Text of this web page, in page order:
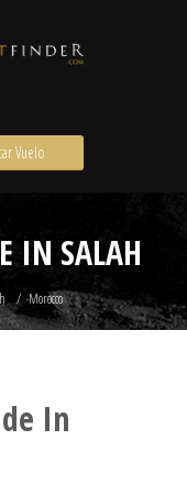
Vuelo
IN SALAH
Morocco
In